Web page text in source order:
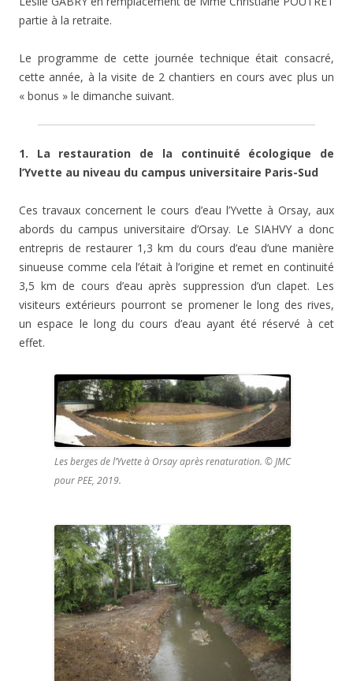
partie à la retraite.
Le programme de cette journée technique était consacré,
cette année, à la visite de 2 chantiers en cours avec plus un
« bonus » le dimanche suivant.
1. La restauration de la continuité écologique de
l’Yvette au niveau du campus universitaire Paris-Sud
Ces travaux concernent le cours d’eau l’Yvette à Orsay, aux
abords du campus universitaire d’Orsay. Le SIAHVY a donc
entrepris de restaurer 1,3 km du cours d’eau d’une manière
sinueuse comme cela l’était à l’origine et remet en continuité
3,5 km de cours d’eau après suppression d’un clapet. Les
visiteurs extérieurs pourront se promener le long des rives,
un espace le long du cours d’eau ayant été réservé à cet
effet.
Les berges de l’Yvette à Orsay après renaturation. © JMC
pour PEE, 2019.